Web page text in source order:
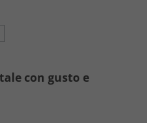
con gusto e